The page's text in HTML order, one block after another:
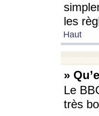
les
Haut
»
Le
très